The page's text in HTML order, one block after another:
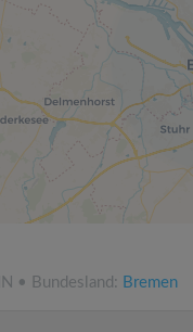
• Bundesland: Bremen